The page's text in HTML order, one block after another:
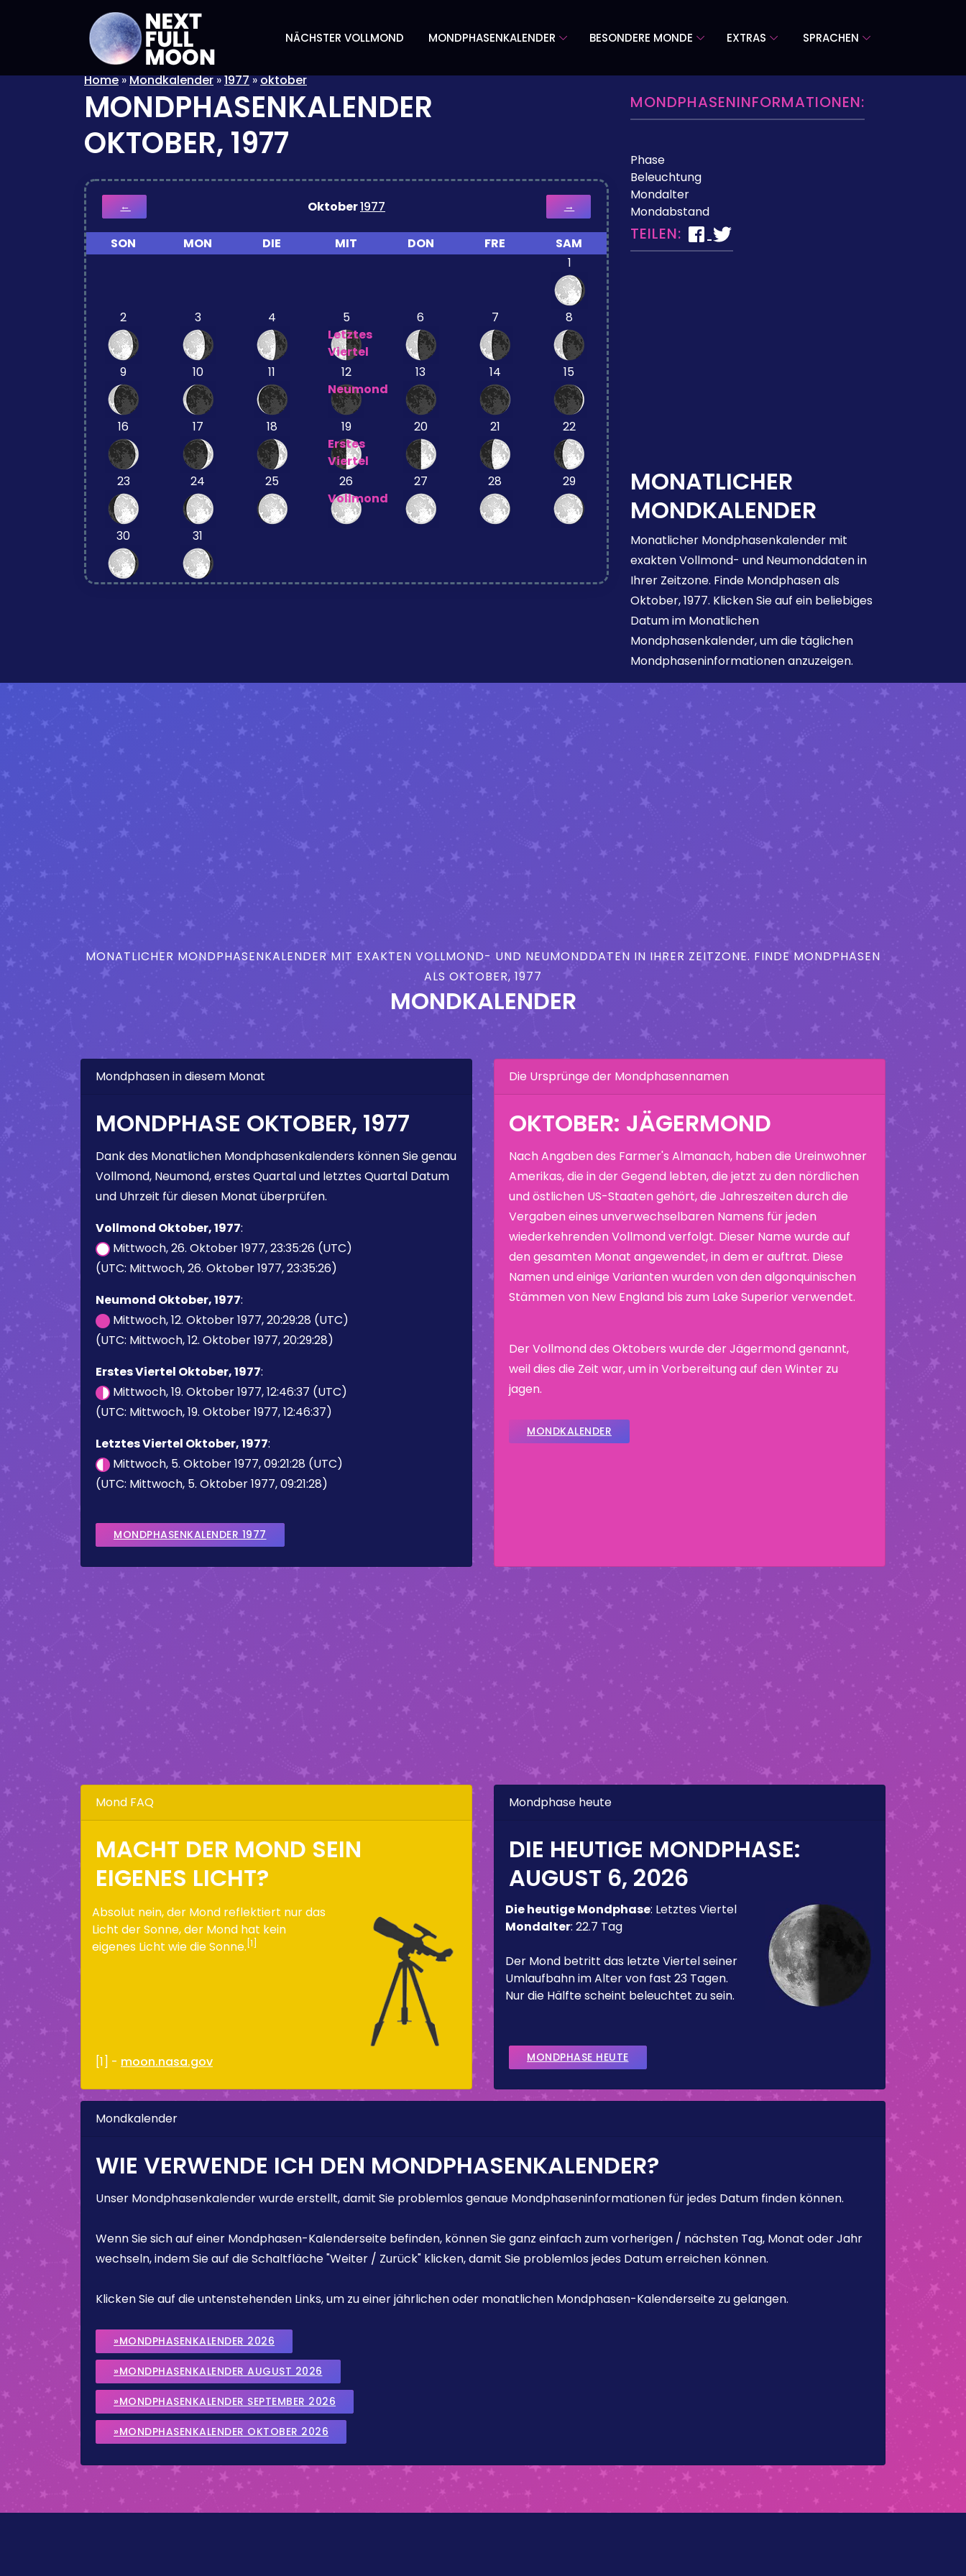
NÄCHSTER VOLLMOND MONDPHASENKALENDER BESONDERE MONDE EXTRAS SPRACHEN
Home»Mondkalender»1977»oktober
MONDPHASENKALENDER
OKTOBER, 1977
← Oktober1977 →
SON MON DIE MIT DON FRE
SAM
1
2 3 4
5
Letztes
Viertel
6 7 8
9 10 11
12
Neumond
13 14 15
16 17 18
19
Erstes
Viertel
20 21 22
23 24 25
26
Vollmond
27 28 29
30 31
MONDPHASENINFORMATIONEN:
Phase
Beleuchtung
Mondalter
Mondabstand
TEILEN:
MONATLICHER
MONDKALENDER
Monatlicher Mondphasenkalender mit
exakten Vollmond- und Neumonddaten in
Ihrer Zeitzone. Finde Mondphasen als
Oktober, 1977. Klicken Sie auf ein beliebiges
Datum im Monatlichen
Mondphasenkalender, um die täglichen
Mondphaseninformationen anzuzeigen.
MONATLICHER MONDPHASENKALENDER MIT EXAKTEN VOLLMOND- UND NEUMONDDATEN IN IHRER ZEITZONE. FINDE MONDPHASEN
ALS OKTOBER, 1977
MONDKALENDER
Mondphasen in diesem Monat
MONDPHASE OKTOBER, 1977
Dank des Monatlichen Mondphasenkalenders können Sie genau
Vollmond, Neumond, erstes Quartal und letztes Quartal Datum
und Uhrzeit für diesen Monat überprüfen.
Vollmond Oktober, 1977:
Mittwoch, 26. Oktober 1977, 23:35:26 (UTC)
(UTC: Mittwoch, 26. Oktober 1977, 23:35:26)
Neumond Oktober, 1977:
Mittwoch, 12. Oktober 1977, 20:29:28 (UTC)
(UTC: Mittwoch, 12. Oktober 1977, 20:29:28)
Erstes Viertel Oktober, 1977:
Mittwoch, 19. Oktober 1977, 12:46:37 (UTC)
(UTC: Mittwoch, 19. Oktober 1977, 12:46:37)
Letztes Viertel Oktober, 1977:
Mittwoch, 5. Oktober 1977, 09:21:28 (UTC)
(UTC: Mittwoch, 5. Oktober 1977, 09:21:28)
MONDPHASENKALENDER 1977
Die Ursprünge der Mondphasennamen
OKTOBER: JÄGERMOND
Nach Angaben des Farmer's Almanach, haben die Ureinwohner
Amerikas, die in der Gegend lebten, die jetzt zu den nördlichen
und östlichen US-Staaten gehört, die Jahreszeiten durch die
Vergaben eines unverwechselbaren Namens für jeden
wiederkehrenden Vollmond verfolgt. Dieser Name wurde auf
den gesamten Monat angewendet, in dem er auftrat. Diese
Namen und einige Varianten wurden von den algonquinischen
Stämmen von New England bis zum Lake Superior verwendet.
Der Vollmond des Oktobers wurde der Jägermond genannt,
weil dies die Zeit war, um in Vorbereitung auf den Winter zu
jagen.
MONDKALENDER
Mond FAQ
MACHT DER MOND SEIN
EIGENES LICHT?
Absolut nein, der Mond reflektiert nur das
Licht der Sonne, der Mond hat kein
eigenes Licht wie die Sonne. [1]
[1] - moon.nasa.gov
Mondphase heute
DIE HEUTIGE MONDPHASE:
AUGUST 6, 2026
Die heutige Mondphase: Letztes Viertel
Mondalter: 22.7 Tag
Der Mond betritt das letzte Viertel seiner
Umlaufbahn im Alter von fast 23 Tagen.
Nur die Hälfte scheint beleuchtet zu sein.
MONDPHASE HEUTE
Mondkalender
WIE VERWENDE ICH DEN MONDPHASENKALENDER?
Unser Mondphasenkalender wurde erstellt, damit Sie problemlos genaue Mondphaseninformationen für jedes Datum finden können.
Wenn Sie sich auf einer Mondphasen-Kalenderseite befinden, können Sie ganz einfach zum vorherigen / nächsten Tag, Monat oder Jahr
wechseln, indem Sie auf die Schaltfläche "Weiter / Zurück" klicken, damit Sie problemlos jedes Datum erreichen können.
Klicken Sie auf die untenstehenden Links, um zu einer jährlichen oder monatlichen Mondphasen-Kalenderseite zu gelangen.
»MONDPHASENKALENDER 2026
»MONDPHASENKALENDER AUGUST 2026
»MONDPHASENKALENDER SEPTEMBER 2026
»MONDPHASENKALENDER OKTOBER 2026